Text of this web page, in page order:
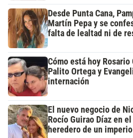
Desde Punta Cana,
Martín Pepa y se
falta de lealtad ni de
Cómo está hoy
Palito Ortega y
internación
El nuevo negocio de
Rocío Guirao Díaz en
heredero de un